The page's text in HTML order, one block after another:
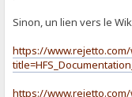
Sinon, un lien vers le
https://
https://